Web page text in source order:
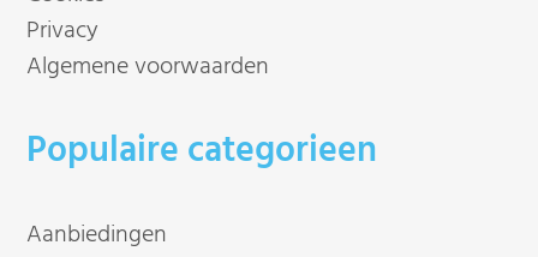
Privacy
Algemene voorwaarden
Populaire categorieen
Aanbiedingen